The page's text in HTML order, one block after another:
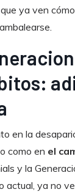
ya ven
en la
como en el
y la
actual, ya no